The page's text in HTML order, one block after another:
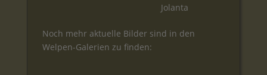
Jolanta
Noch mehr aktuelle Bilder sind in den
Welpen-Galerien zu finden: